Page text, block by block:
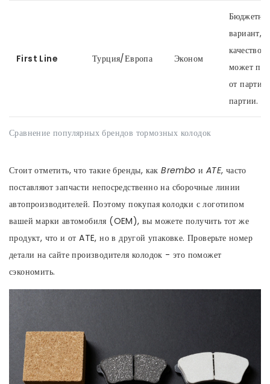
Сравнение популярных брендов тормозных колодок
First Line Турция/Европа Эконом
вариант,
качество
может
от партии
партии.
Стоит отметить, что такие бренды, какBrembo и ATE, часто
поставляют запчасти непосредственно на сборочные линии
автопроизводителей. Поэтому покупая колодки с логотипом
вашей марки автомобиля (OEM), вы можете получить тот же
продукт, что и от ATE, но в другой упаковке. Проверьте номер
детали на сайте производителя колодок - это поможет
сэкономить.